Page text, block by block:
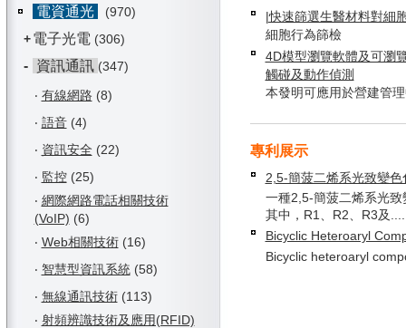
電資通光
(970)
+ 電子光電 (306)
- 資訊通訊 (347)
‧ 有線網路 (8)
‧ 語音(4)
‧ 資訊安全 (22)
‧ 監控(25)
‧ 網際網路電話相關技術
(VoIP) (6)
‧ Web相關技術(16)
‧ 智慧型資訊系統(58)
‧ 無線通訊技術(113)
‧ 射頻辨識技術及應用(RFID)
|快速篩選生醫材料對細
細胞行為篩檢
4D模型瀏覽軟體及可瀏
觸碰及動作偵測
本發明可應用於營建管
專利展示
2,5-簡菠二烯系光致變色
一種2,5-簡菠二烯系光
其中，R1、R2、R3及
Bicyclic Heteroaryl
Bicyclic heteroaryl